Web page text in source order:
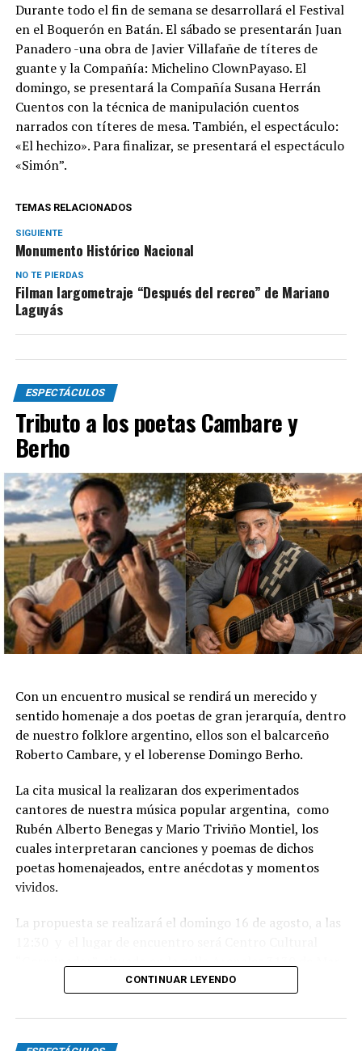
Durante todo el fin de semana se desarrollará el Festival
en el Boquerón en Batán. El sábado se presentarán Juan
Panadero -una obra de Javier Villafañe de títeres de
guante y la Compañía: Michelino ClownPayaso. El
domingo, se presentará la Compañía Susana Herrán
Cuentos con la técnica de manipulación cuentos
narrados con títeres de mesa. También, el espectáculo:
«El hechizo». Para finalizar, se presentará el espectáculo
«Simón”.
TEMAS RELACIONADOS
SIGUIENTE
Monumento Histórico Nacional
NO TE PIERDAS
Filman largometraje “Después del recreo” de Mariano
Laguyás
ESPECTÁCULOS
Tributo a los poetas Cambare y
Berho
Con un encuentro musical se rendirá un merecido y
sentido homenaje a dos poetas de gran jerarquía, dentro
de nuestro folklore argentino, ellos son el balcarceño
Roberto Cambare, y el loberense Domingo Berho.
La cita musical la realizaran dos experimentados
cantores de nuestra música popular argentina, como
Rubén Alberto Benegas y Mario Triviño Montiel, los
cuales interpretaran canciones y poemas de dichos
poetas homenajeados, entre anécdotas y momentos
vividos.
La propuesta se realizará el domingo 16 de agosto, a las
Habrá danzas nativas y baile familiar, con gran servicio
CONTINUAR LEYENDO